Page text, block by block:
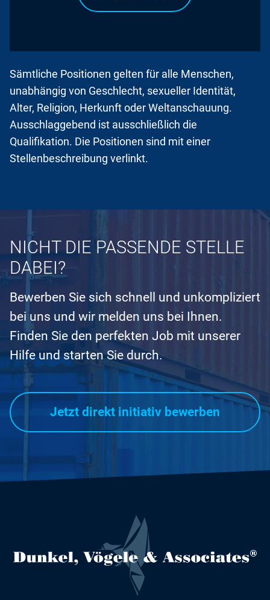
Sämtliche Positionen gelten für alle Menschen,
unabhängig von Geschlecht, sexueller Identität,
Alter, Religion, Herkunft oder Weltanschauung.
Ausschlaggebend ist ausschließlich die
Qualifikation. Die Positionen sind mit einer
Stellenbeschreibung verlinkt.
NICHT DIE PASSENDE STELLE
DABEI?
Bewerben Sie sich schnell und unkompliziert
bei uns und wir melden uns bei Ihnen.
Finden Sie den perfekten Job mit unserer
Hilfe und starten Sie durch.
Jetzt direkt initiativ bewerben